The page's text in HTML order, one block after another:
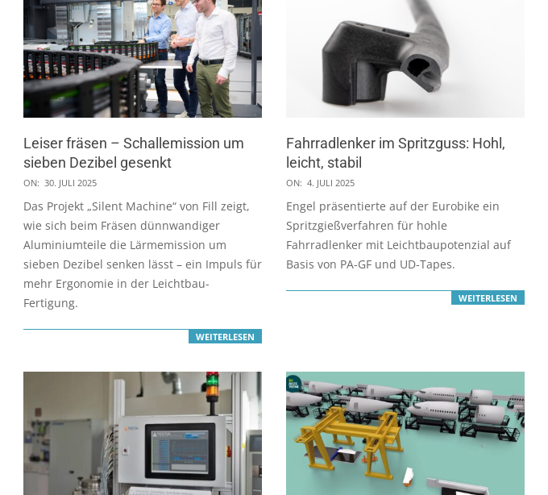
Leiser fräsen – Schallemission um
sieben Dezibel gesenkt
2025-
07-
30
ON: 30. JULI 2025
Das Projekt „Silent Machine“ von Fill zeigt,
wie sich beim Fräsen dünnwandiger
Aluminiumteile die Lärmemission um
sieben Dezibel senken lässt – ein Impuls für
mehr Ergonomie in der Leichtbau-
Fertigung.
WEITERLESEN
Fahrradlenker im Spritzguss: Hohl,
leicht, stabil
2025-
07-
04
ON: 4. JULI 2025
Engel präsentierte auf der Eurobike ein
Spritzgießverfahren für hohle
Fahrradlenker mit Leichtbaupotenzial auf
Basis von PA-GF und UD-Tapes.
WEITERLESEN